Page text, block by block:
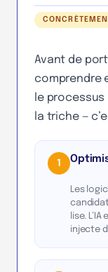
Avant de
comprendre
le processus
la triche —
1
Les
lise.
injecte